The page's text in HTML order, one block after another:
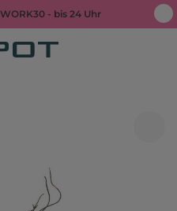
- bis 24 Uhr